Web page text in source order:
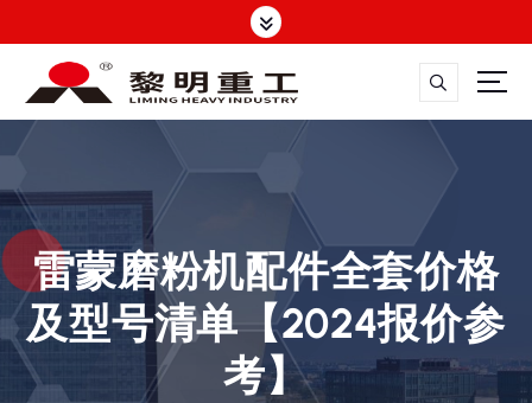
转
容 大修渣磨粉机，矿渣立磨
雷蒙磨粉机配件全套价格
及型号清单【2024报价参
考】